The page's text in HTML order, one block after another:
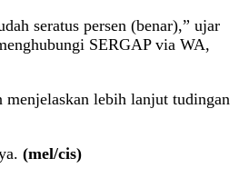
seratus persen (benar),” ujar
SERGAP via WA,
menjelaskan lebih lanjut tudingan
(mel/cis)